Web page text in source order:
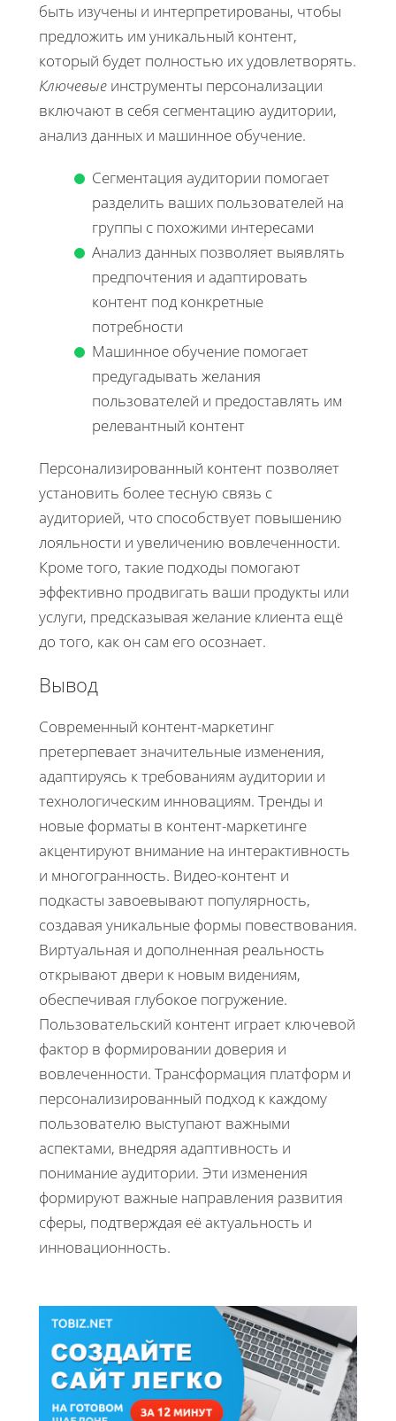
быть изучены и интерпретированы, чтобы
предложить им уникальный контент,
который будет полностью их удовлетворять.
Ключевые инструменты персонализации
включают в себя сегментацию аудитории,
анализ данных и машинное обучение.
Сегментация аудитории помогает
разделить ваших пользователей на
группы с похожими интересами
Анализ данных позволяет выявлять
предпочтения и адаптировать
контент под конкретные
потребности
Машинное обучение помогает
предугадывать желания
пользователей и предоставлять им
релевантный контент
Персонализированный контент позволяет
установить более тесную связь с
аудиторией, что способствует повышению
лояльности и увеличению вовлеченности.
Кроме того, такие подходы помогают
эффективно продвигать ваши продукты или
услуги, предсказывая желание клиента ещё
до того, как он сам его осознает.
Вывод
Современный контент-маркетинг
претерпевает значительные изменения,
адаптируясь к требованиям аудитории и
технологическим инновациям. Тренды и
новые форматы в контент-маркетинге
акцентируют внимание на интерактивность
и многогранность. Видео-контент и
подкасты завоевывают популярность,
создавая уникальные формы повествования.
Виртуальная и дополненная реальность
открывают двери к новым видениям,
обеспечивая глубокое погружение.
Пользовательский контент играет ключевой
фактор в формировании доверия и
вовлеченности. Трансформация платформ и
персонализированный подход к каждому
пользователю выступают важными
аспектами, внедряя адаптивность и
понимание аудитории. Эти изменения
формируют важные направления развития
сферы, подтверждая её актуальность и
инновационность.